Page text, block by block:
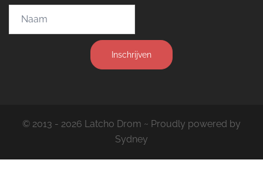
Inschrijven
© 2013 - 2026 Latcho Drom ~ Proudly powered by
Sydney